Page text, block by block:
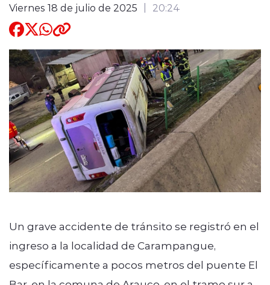
Viernes 18 de julio de 2025 20:24
Un grave accidente de tránsito se registró en el
ingreso a la localidad de Carampangue,
específicamente a pocos metros del puente El